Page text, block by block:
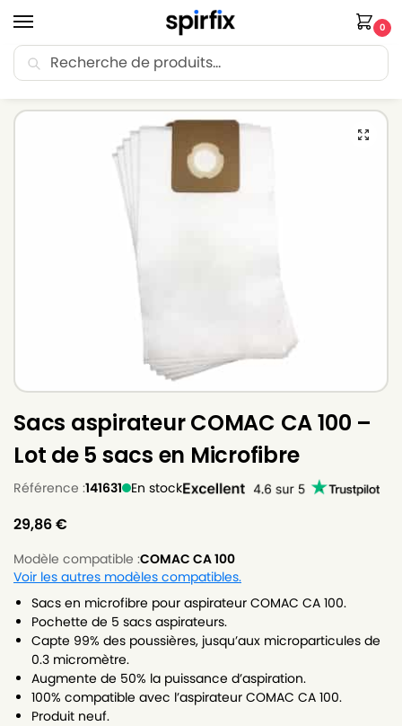
0
🚚 Livraison Point Relais offerte dès 30€ d’achat.
Sacs aspirateur COMAC CA 100 –
Lot de 5 sacs en Microfibre
Référence :141631 En stock
29,86€
Modèle compatible :COMAC CA 100
Voir les autres modèles compatibles.
Sacs en microfibre pour aspirateur COMAC CA 100.
Pochette de 5 sacs aspirateurs.
Capte 99% des poussières, jusqu’aux microparticules de
0.3 micromètre.
Augmente de 50% la puissance d’aspiration.
100% compatible avec l’aspirateur COMAC CA 100.
Produit neuf.